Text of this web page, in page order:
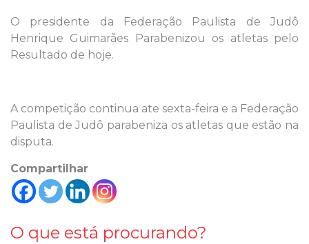
O presidente da Federação Paulista de Judô
Henrique Guimarães Parabenizou os atletas pelo
Resultado de hoje.
A competição continua ate sexta-feira e a Federação
Paulista de Judô parabeniza os atletas que estão na
disputa.
Compartilhar
O que está procurando?